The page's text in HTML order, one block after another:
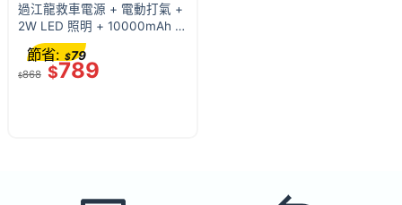
過江龍救車電源 + 電動打氣 +
2W LED 照明 + 10000mAh 行
動電源 JE10000JP, 6000cc
以下汽油車, 3000cc 以下柴
油車, 新型智慧跳線
$868 $789
節省: $79